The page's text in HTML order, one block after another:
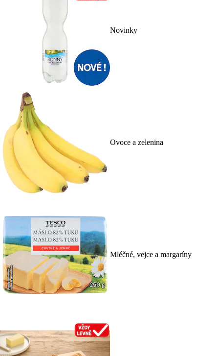
Novinky
Ovoce a zelenina
Mléčné, vejce a margaríny